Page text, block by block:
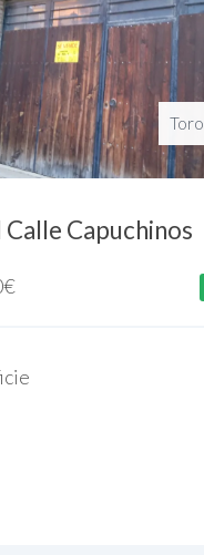
Toro
Calle Capuchinos
€